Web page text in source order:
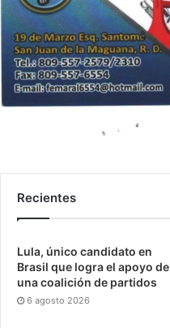
Recientes
Lula, único candidato en
Brasil que logra el apoyo de
una coalición de partidos
6 agosto 2026